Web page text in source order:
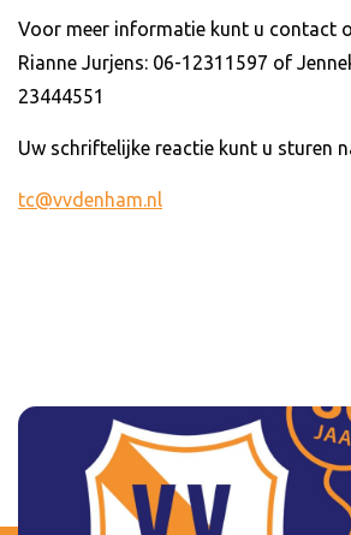
Voor meer informatie kunt u contact
Rianne Jurjens: 06-12311597 of
23444551
Uw schriftelijke reactie kunt u sturen
tc@vvdenham.nl